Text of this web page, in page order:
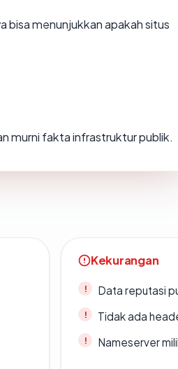
bisa menunjukkan apakah situs
murni fakta infrastruktur publik.
Kekurangan
Data reputasi
Tidak ada
Nameserver